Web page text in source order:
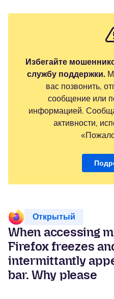
Избегайте
службу поддержки.
вас позвонить,
сообщение или
информацией.
активности,
Открытый
When accessing
Firefox freezes
intermittantly
bar. Why please